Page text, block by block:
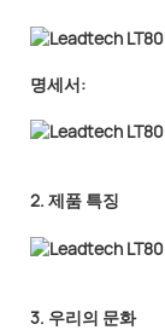
명세서:
2. 제품 특징
3. 우리의 문화